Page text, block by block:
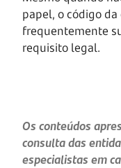
papel, o código
frequentemente
requisito legal.
Os conteúdos
consulta das
especialistas em